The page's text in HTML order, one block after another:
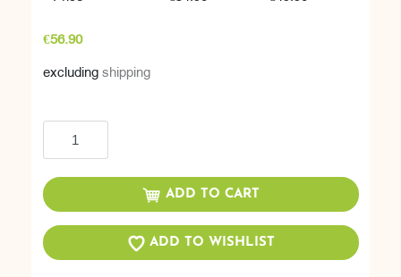
€56.90
excluding shipping
ADD TO CART
ADD TO WISHLIST